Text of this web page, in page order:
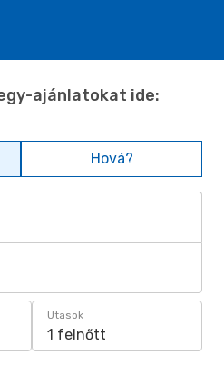
ajánlatokat ide:
Hová?
Utasok
1 felnőtt